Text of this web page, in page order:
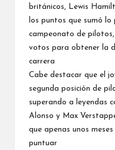
británicos,
Lewis
los puntos que sumó
campeonato de
votos para obtener la
carrera
Cabe destacar que el
segunda posición de
superando a leyendas
Alonso y Max
que apenas unos
puntuar